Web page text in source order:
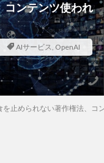
コンテンツ使われ
AIサービス, OpenAI
を止められない著作権法、コ